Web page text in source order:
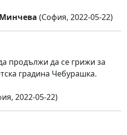
(София, 2022-05-22)
продължи да се грижи за
градина Чебурашка.
2022-05-22)